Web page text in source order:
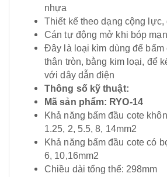
nhựa
Thiết kế theo dạng cộng
Cán tự động mở khi bóp
Đây là loại kìm dùng để bấm
thân tròn, bằng kim loại, để
với dây dẫn điện
Thông số kỹ thuật:
Mã sản phẩm: RYO-14
Khả năng bấm đầu cote
1.25, 2, 5.5, 8, 14mm2
Khả năng bấm đầu cote có
6, 10,16mm2
Chiều dài tổng thể: 298mm